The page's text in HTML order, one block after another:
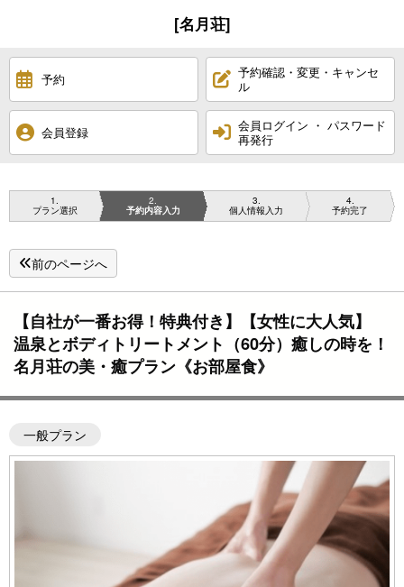
[名月荘]
予約
予約確認・変更・キャンセ
ル
会員登録
会員ログイン ・ パスワード
再発行
1
プラン選択
2
予約内容入力
3
個人情報入力
4
予約完了
前のページへ
【自社が一番お得！特典付き】【女性に大人気】
温泉とボディトリートメント（60分）癒しの時を！
名月荘の美・癒プラン《お部屋食》
一般プラン